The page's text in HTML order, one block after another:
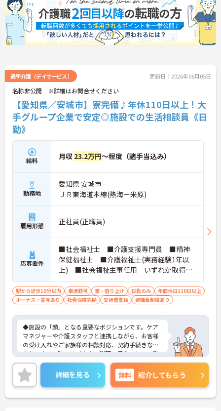
通所介護（デイサービス） 更新日：2026年06月05日
名称非公開 ※詳細はお問合せください
【愛知県／安城市】寮完備♪年休110日以上！大
手グループ企業で安定◎施設での生活相談員《日
勤》
給料 月収 23.2万円～程度（諸手当込み）
勤務地
愛知県 安城市
ＪＲ東海道本線(熱海－米原)
雇用形態 正社員(正職員)
応募要件
■社会福祉士 ■介護支援専門員 ■精神
保健福祉士 ■介護福祉士(実務経験1年以
上) ■社会福祉主事任用 いずれか取得さ
れている方 ■普通自動車免許をお持ちの
方 ※厚生労働大臣が定める科目を3科目以上
履修していることが成績証明書の提示にて
駅から徒歩10分以内 車通勤可 寮・借り上げ 日勤のみ
年間休日110日以上
ボーナス・賞与あり
社会保険完備 交通費支給 退職金制度あり
◆施設の「顔」となる重要なポジションです。ケア
マネジャーや介護スタッフと連携しながら、お客様
の受け入れやご家族様の相談対応、契約手続きなど
を行います。時にはご自宅へ説明に伺うことも。業
務の幅は広いですが、その分、お客様の「困った」
に寄り添い、解決できた時の喜びはひとしおです。
親身な対応ができるあなたを、スタッフみんなが待
っています。
◆年間休日は117日以上あり、シフト制ですが希望
詳細を見る 無料 紹介してもらう